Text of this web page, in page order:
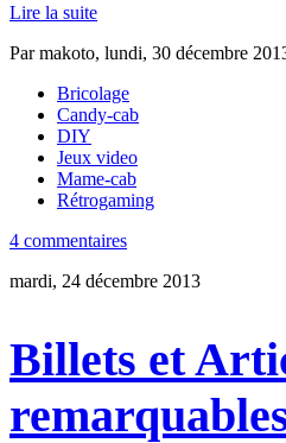
Lire la suite
Par makoto, lundi, 30 décembre
Bricolage
Candy-cab
DIY
Jeux video
Mame-cab
Rétrogaming
4 commentaires
mardi, 24 décembre 2013
Billets et